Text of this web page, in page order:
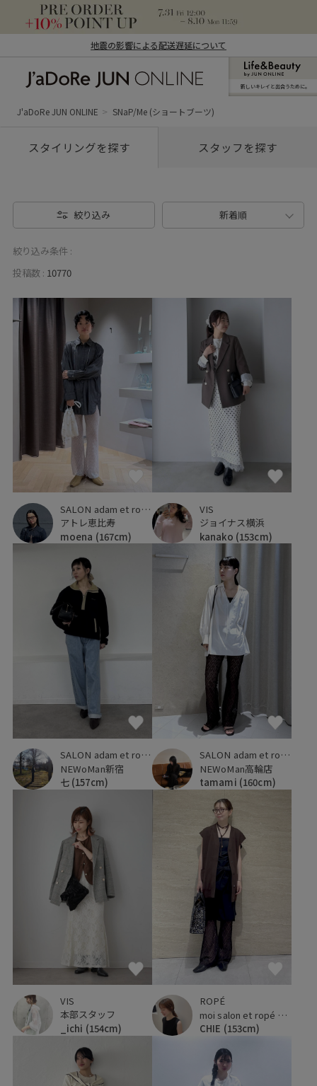
地震の影響による配送遅延について
ン オンライン）
新しいキレイと出合うために。
J'aDoRe JUN ONLINE SNaP/Me (ショートブーツ)
スタイリングを探す スタッフを探す
絞り込み 新着順
絞り込み条件 :
投稿数 : 10770
SALON adam et ropé
アトレ恵比寿
moena (167cm)
VIS
ジョイナス横浜
kanako (153cm)
SALON adam et ropé
NEWoMan新宿
七 (157cm)
SALON adam et ropé
NEWoMan高輪店
tamami (160cm)
VIS
本部スタッフ
_ichi (154cm)
ROPÉ
moi salon et ropé 大阪高島屋
CHIE (153cm)